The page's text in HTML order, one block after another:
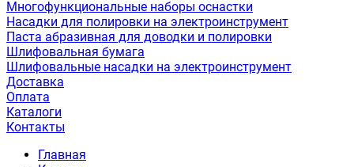
Многофункциональные наборы оснастки
Насадки для полировки на электроинструмент
Паста абразивная для доводки и полировки
Шлифовальная бумага
Шлифовальные насадки на электроинструмент
Доставка
Оплата
Каталоги
Контакты
Главная